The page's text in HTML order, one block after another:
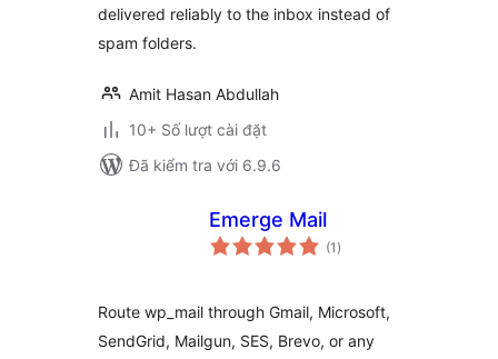
delivered reliably to the inbox instead of
spam folders.
Amit Hasan Abdullah
10+ Số lượt cài đặt
Đã kiểm tra với 6.9.6
Emerge Mail
(1 tổng
đánh
)
Route wp_mail through Gmail, Microsoft,
SendGrid, Mailgun, SES, Brevo, or any